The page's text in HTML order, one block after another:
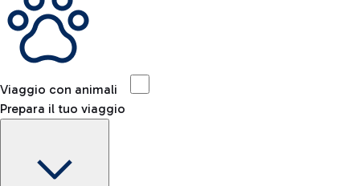
Viaggio con animali
Prepara il tuo viaggio